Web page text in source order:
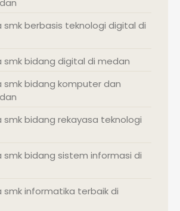
smk berbasis teknologi digital di
smk bidang digital di medan
smk bidang komputer dan
smk bidang rekayasa teknologi
smk bidang sistem informasi di
smk informatika terbaik di